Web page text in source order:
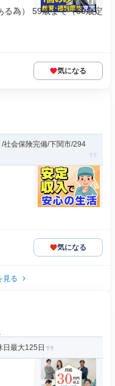
る為） 59歳まで（60歳定
気になる
社会保険完備/下関市/294
気になる
見る
最大125日